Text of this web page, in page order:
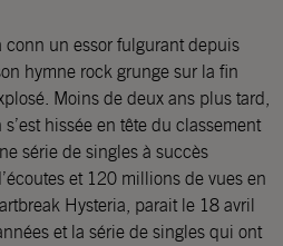
conn un essor fulgurant depuis
hymne rock grunge sur la fin
Moins de deux ans plus tard,
hissée en tête du classement
série de singles à succès
et 120 millions de vues en
Hysteria, parait le 18 avril
et la série de singles qui ont